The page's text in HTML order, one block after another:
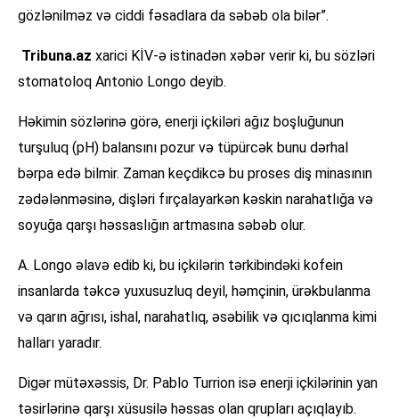
gözlənilməz və ciddi fəsadlara da səbəb ola bilər”.
Tribuna.az xarici KİV-ə istinadən xəbər verir ki, bu sözləri
stomatoloq Antonio Longo deyib.
Həkimin sözlərinə görə, enerji içkiləri ağız boşluğunun
turşuluq (pH) balansını pozur və tüpürcək bunu dərhal
bərpa edə bilmir. Zaman keçdikcə bu proses diş minasının
zədələnməsinə, dişləri fırçalayarkən kəskin narahatlığa və
soyuğa qarşı həssaslığın artmasına səbəb olur.
A. Longo əlavə edib ki, bu içkilərin tərkibindəki kofein
insanlarda təkcə yuxusuzluq deyil, həmçinin, ürəkbulanma
və qarın ağrısı, ishal, narahatlıq, əsəbilik və qıcıqlanma kimi
halları yaradır.
Digər mütəxəssis, Dr. Pablo Turrion isə enerji içkilərinin yan
təsirlərinə qarşı xüsusilə həssas olan qrupları açıqlayıb.